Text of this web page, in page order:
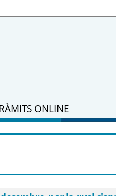
ONLINE
de desembre,
de